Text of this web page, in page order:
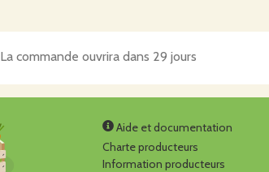
La commande ouvrira dans 29 jours
Aide et documentation
Charte producteurs
Information producteurs